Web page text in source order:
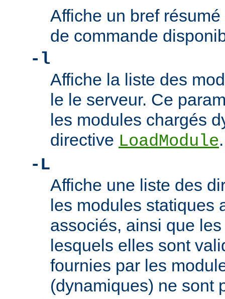
Affiche un bref
de commande
-l
Affiche la liste des
le le serveur. Ce
les modules chargés
directive LoadModule.
-L
Affiche une liste des
les modules statiques
associés, ainsi que
lesquels elles sont
fournies par les
(dynamiques) ne sont